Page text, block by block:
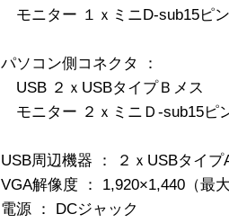
モニター １ｘミニD-sub15ピ
パソコン側コネクタ ：
USB ２ｘUSBタイプＢメス
モニター ２ｘミニＤ-sub15ピ
USB周辺機器 ： ２ｘUSBタイ
VGA解像度 ： 1,920×1,440（最
電源 ： DCジャック